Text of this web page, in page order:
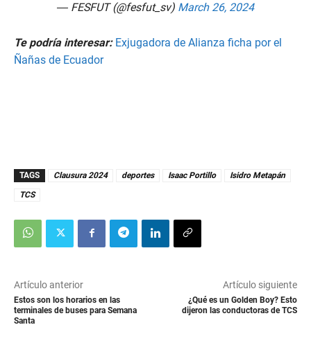
— FESFUT (@fesfut_sv) March 26, 2024
Te podría interesar: Exjugadora de Alianza ficha por el
Ñañas de Ecuador
TAGS Clausura 2024 deportes Isaac Portillo
Isidro Metapán
TCS
Artículo anterior
Estos son los horarios en las
terminales de buses para Semana
Santa
Artículo siguiente
¿Qué es un Golden Boy? Esto
dijeron las conductoras de TCS